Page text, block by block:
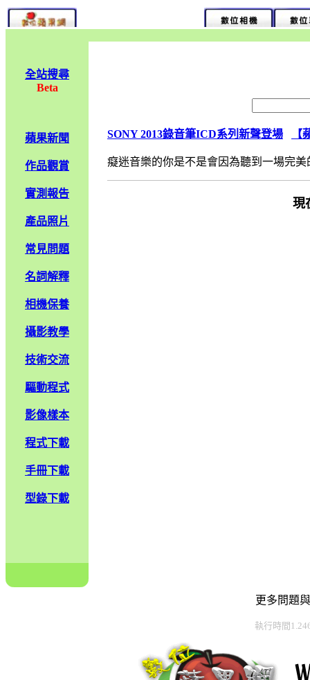
全站搜尋
Beta
蘋果新聞
作品觀賞
實測報告
產品照片
常見問題
名詞解釋
相機保養
攝影教學
技術交流
驅動程式
影像樣本
程式下載
手冊下載
型錄下載
SONY 2013錄音筆ICD系列新聲登場 【
癡迷音樂的你是不是會因為聽到一場完
現
更多問題
執行時間